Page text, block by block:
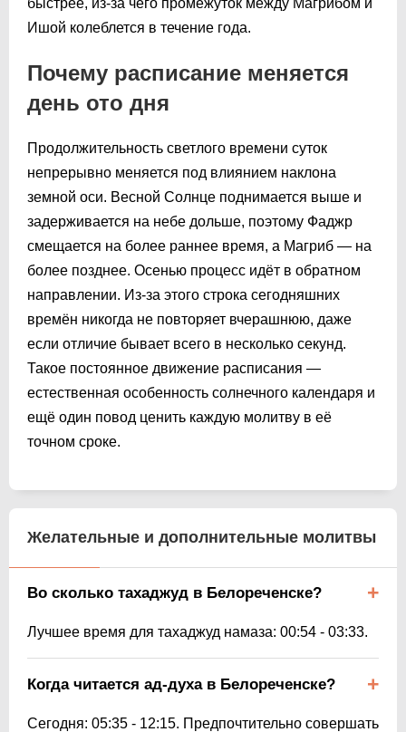
Ишой колеблется в течение года.
Почему расписание меняется
день ото дня
Продолжительность светлого времени суток
непрерывно меняется под влиянием наклона
земной оси. Весной Солнце поднимается выше и
задерживается на небе дольше, поэтому Фаджр
смещается на более раннее время, а Магриб — на
более позднее. Осенью процесс идёт в обратном
направлении. Из-за этого строка сегодняшних
времён никогда не повторяет вчерашнюю, даже
если отличие бывает всего в несколько секунд.
Такое постоянное движение расписания —
естественная особенность солнечного календаря и
ещё один повод ценить каждую молитву в её
точном сроке.
Желательные и дополнительные молитвы
Во сколько тахаджуд в Белореченске?
Лучшее время для тахаджуд намаза: 00:54 - 03:33.
Когда читается ад-духа в Белореченске?
Сегодня: 05:35 - 12:15. Предпочтительно совершать